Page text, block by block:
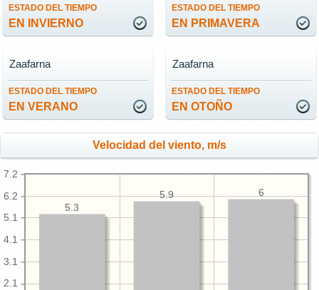
ESTADO DEL TIEMPO
EN INVIERNO
ESTADO DEL TIEMPO
EN PRIMAVERA
ESTADO DEL TIEMPO
EN VERANO
Zaafarna
ESTADO DEL TIEMPO
EN OTOÑO
Zaafarna
Velocidad del viento, m/s
2.1
3.1
4.1
5.1
6.2
7.2
6
5.9
5.3